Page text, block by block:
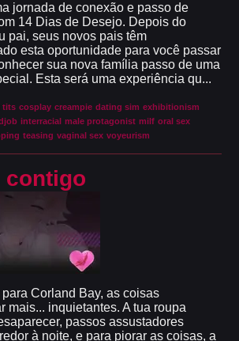
jornada de conexão e passo de
14 Dias de Desejo. Depois do
pai, seus novos pais têm
esta oportunidade para você passar
sua nova família passo de uma
Esta será uma experiência qu...
tits cosplay creampie dating sim exhibitionism
interracial male protagonist milf oral sex
teasing vaginal sex voyeurism
contigo
Corland Bay, as coisas
mais... inquietantes. A tua roupa
passos assustadores
à noite, e para piorar as coisas, a